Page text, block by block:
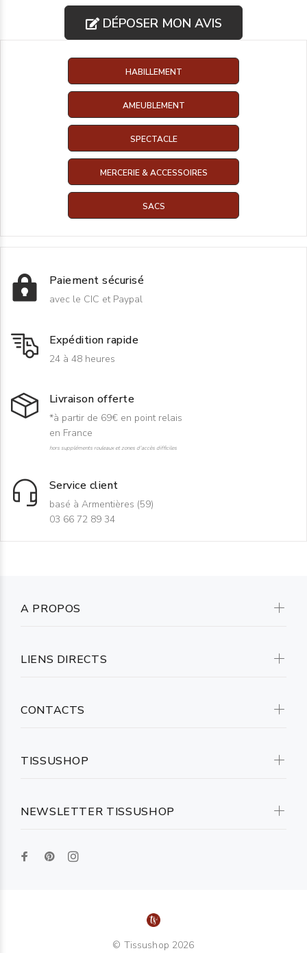
DÉPOSER MON AVIS
HABILLEMENT
AMEUBLEMENT
SPECTACLE
MERCERIE & ACCESSOIRES
SACS
Paiement sécurisé
avec le CIC et Paypal
Expédition rapide
24 à 48 heures
Livraison offerte
*à partir de 69€ en point relais
en France
hors suppléments rouleaux et zones d'accès difficiles
Service client
basé à Armentières (59)
03 66 72 89 34
NEWSLETTER TISSUSHOP
A PROPOS
LIENS DIRECTS
CONTACTS
TISSUSHOP
© Tissushop 2026